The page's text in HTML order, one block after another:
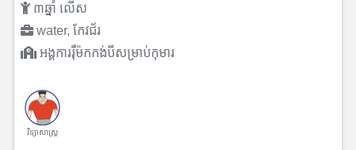
៣ឆ្នាំ លើស
water, កែវជ័រ
អង្គការរ៉ឺម៉កកង់បីសម្រាប់កុមារ
វិទ្យាសាស្រ្ត